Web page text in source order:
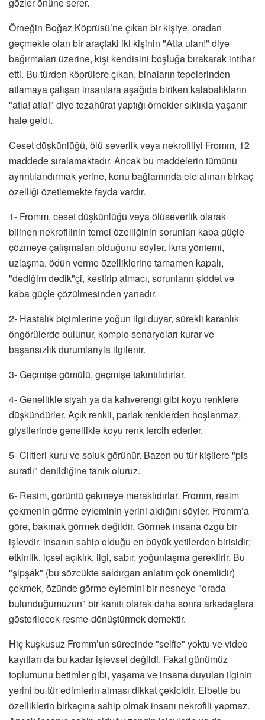
gözler önüne serer.
Örneğin Boğaz Köprüsü’ne çıkan bir kişiye, oradan
geçmekte olan bir araçtaki iki kişinin "Atla ulan!" diye
bağırmaları üzerine, kişi kendisini boşluğa bırakarak intihar
etti. Bu türden köprülere çıkan, binaların tepelerinden
atlamaya çalışan insanlara aşağıda biriken kalabalıkların
"atla! atla!" diye tezahürat yaptığı örnekler sıklıkla yaşanır
hale geldi.
Ceset düşkünlüğü, ölü severlik veya nekrofiliyi Fromm, 12
maddede sıralamaktadır. Ancak bu maddelerin tümünü
ayrıntılandırmak yerine, konu bağlamında ele alınan birkaç
özelliği özetlemekte fayda vardır.
1- Fromm, ceset düşkünlüğü veya ölüseverlik olarak
bilinen nekrofilinin temel özelliğinin sorunları kaba güçle
çözmeye çalışmaları olduğunu söyler. İkna yöntemi,
uzlaşma, ödün verme özelliklerine tamamen kapalı,
"dediğim dedik"çi, kestirip atmacı, sorunların şiddet ve
kaba güçle çözülmesinden yanadır.
2- Hastalık biçimlerine yoğun ilgi duyar, sürekli karanlık
öngörülerde bulunur, komplo senaryoları kurar ve
başarısızlık durumlarıyla ilgilenir.
3- Geçmişe gömülü, geçmişe takıntılıdırlar.
4- Genellikle siyah ya da kahverengi gibi koyu renklere
düşkündürler. Açık renkli, parlak renklerden hoşlanmaz,
giysilerinde genellikle koyu renk tercih ederler.
5- Ciltleri kuru ve soluk görünür. Bazen bu tür kişilere "pis
suratlı" denildiğine tanık oluruz.
6- Resim, görüntü çekmeye meraklıdırlar. Fromm, resim
çekmenin görme eyleminin yerini aldığını söyler. Fromm’a
göre, bakmak görmek değildir. Görmek insana özgü bir
işlevdir, insanın sahip olduğu en büyük yetilerden birisidir;
etkinlik, içsel açıklık, ilgi, sabır, yoğunlaşma gerektirir. Bu
"şipşak" (bu sözcükte saldırgan anlatım çok önemlidir)
çekmek, özünde görme eylemini bir nesneye "orada
bulunduğumuzun" bir kanıtı olarak daha sonra arkadaşlara
gösterilecek resme-dönüştürmek demektir.
Hiç kuşkusuz Fromm’un sürecinde "selfie" yoktu ve video
kayıtları da bu kadar işlevsel değildi. Fakat günümüz
toplumunu betimler gibi, yaşama ve insana duyulan ilginin
yerini bu tür edimlerin alması dikkat çekicidir. Elbette bu
özelliklerin birkaçına sahip olmak insanı nekrofili yapmaz.